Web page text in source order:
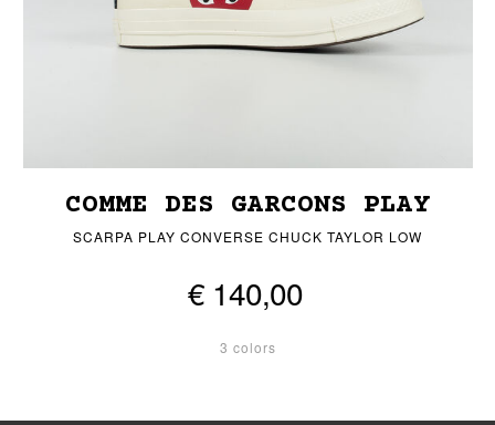
COMME DES GARCONS PLAY
SCARPA PLAY CONVERSE CHUCK TAYLOR LOW
€ 140,00
3 colors